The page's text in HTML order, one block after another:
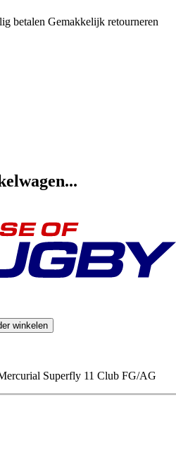
betalen Gemakkelijk retourneren
winkelen
Superfly 11 Club FG/AG